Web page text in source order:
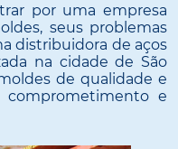
por uma empresa
seus problemas
distribuidora de aços
na cidade de São
de qualidade e
comprometimento e